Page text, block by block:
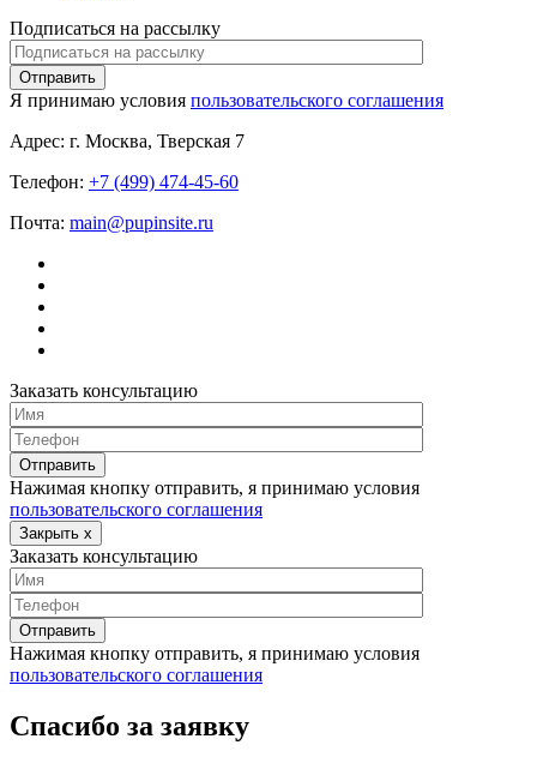
Подписаться на рассылку
Я принимаю условия пользовательского соглашения
Адрес: г. Москва, Тверская 7
Телефон: +7 (499) 474-45-60
Почта: main@pupinsite.ru
Заказать консультацию
Нажимая кнопку отправить, я принимаю условия
пользовательского соглашения
Закрыть x
Заказать консультацию
Нажимая кнопку отправить, я принимаю условия
пользовательского соглашения
Спасибо за заявку